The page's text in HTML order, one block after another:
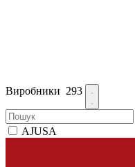
Виробники 293
AJUSA